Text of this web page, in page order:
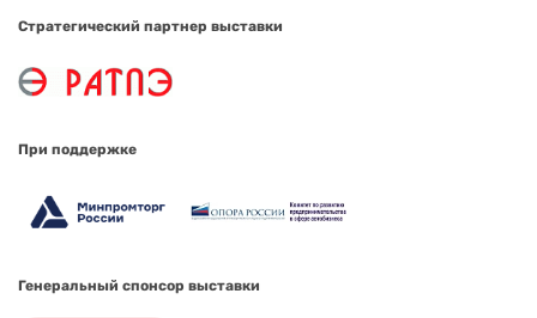
Стратегический партнер выставки
При поддержке
Генеральный спонсор выставки